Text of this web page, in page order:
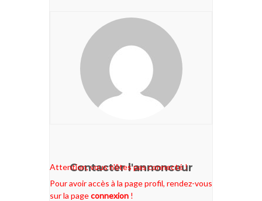
Contacter l'annonceur
Attention, vous n'êtes pas connecté !
Pour avoir accès à la page profil, rendez-vous
sur la pageconnexion !